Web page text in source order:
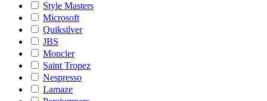
Style Masters
Microsoft
Quiksilver
JBS
Moncler
Saint Tropez
Nespresso
Lamaze